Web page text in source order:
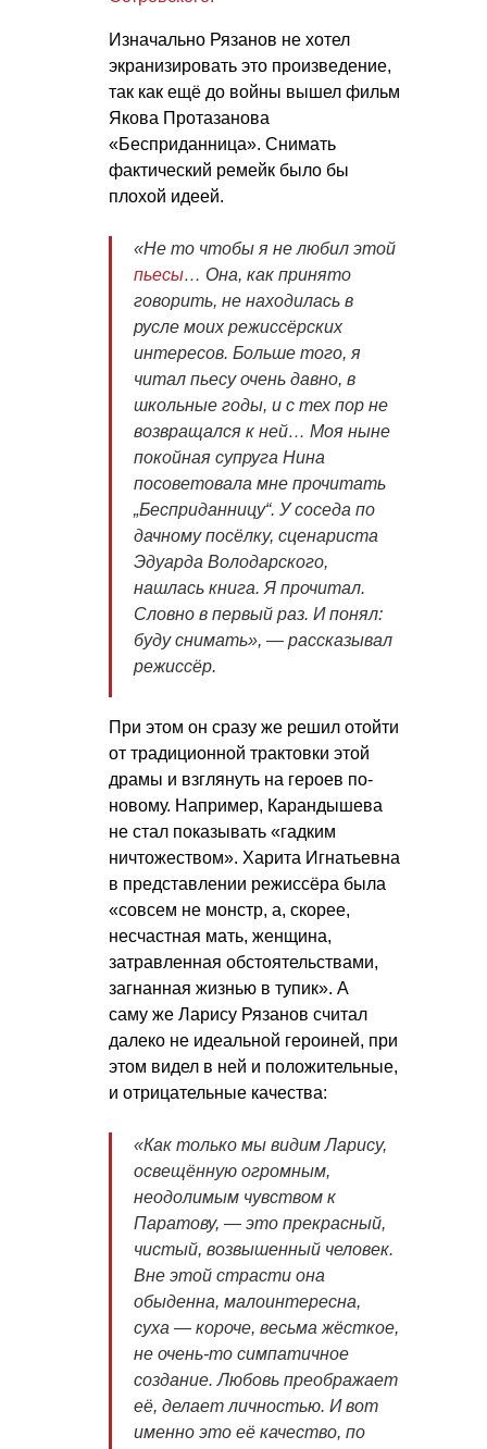
Изначально Рязанов не хотел
экранизировать это произведение,
так как ещё до войны вышел фильм
Якова Протазанова
«Бесприданница». Снимать
фактический ремейк было бы
плохой идеей.
«Не то чтобы я не любил этой
пьесы… Она, как принято
говорить, не находилась в
русле моих режиссёрских
интересов. Больше того, я
читал пьесу очень давно, в
школьные годы, и с тех пор не
возвращался к ней… Моя ныне
покойная супруга Нина
посоветовала мне прочитать
„Бесприданницу“. У соседа по
дачному посёлку, сценариста
Эдуарда Володарского,
нашлась книга. Я прочитал.
Словно в первый раз. И понял:
буду снимать», — рассказывал
режиссёр.
При этом он сразу же решил отойти
от традиционной трактовки этой
драмы и взглянуть на героев по-
новому. Например, Карандышева
не стал показывать «гадким
ничтожеством». Харита Игнатьевна
в представлении режиссёра была
«совсем не монстр, а, скорее,
несчастная мать, женщина,
затравленная обстоятельствами,
загнанная жизнью в тупик». А
саму же Ларису Рязанов считал
далеко не идеальной героиней, при
этом видел в ней и положительные,
и отрицательные качества:
«Как только мы видим Ларису,
освещённую огромным,
неодолимым чувством к
Паратову, — это прекрасный,
чистый, возвышенный человек.
Вне этой страсти она
обыденна, малоинтересна,
суха — короче, весьма жёсткое,
не очень-то симпатичное
создание. Любовь преображает
её, делает личностью. И вот
именно это её качество, по